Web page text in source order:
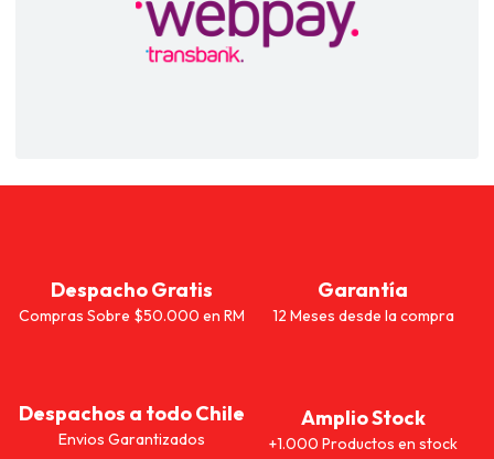
Despacho Gratis
Compras Sobre $50.000 en RM
Garantía
12 Meses desde la compra
Despachos a todo Chile
Envios Garantizados
Amplio Stock
+1.000 Productos en stock